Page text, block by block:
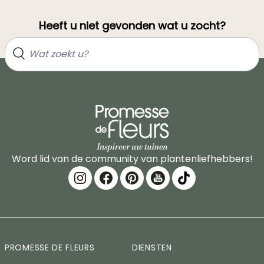
Heeft u niet gevonden wat u zocht?
Word lid van de community van plantenliefhebbers!
PROMESSE DE FLEURS DIENSTEN